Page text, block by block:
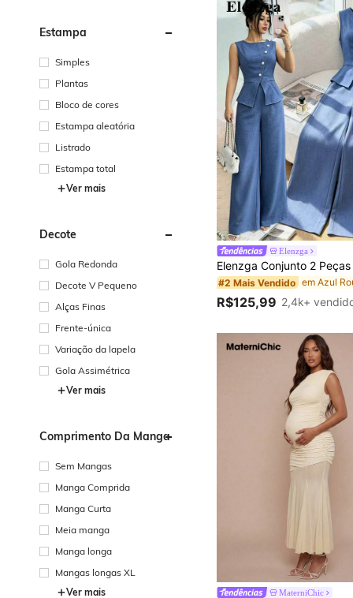
Estampa
Simples
Plantas
Bloco de cores
Estampa aleatória
Listrado
Estampa total
Ver mais
Decote
Gola Redonda
Decote V Pequeno
Alças Finas
Frente-única
Variação da lapela
Gola Assimétrica
Ver mais
Comprimento Da Manga
Sem Mangas
Manga Comprida
Manga Curta
Meia manga
Manga longa
Mangas longas XL
Ver mais
Elenzga
#2 Mais Vendido
R$125,99 2,4k+
MaterniChic